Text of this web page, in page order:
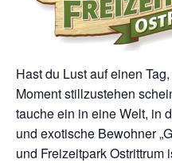
Hast du Lust auf einen
Moment stillzustehen
tauche ein in eine Welt, in
und exotische Bewohner
und Freizeitpark